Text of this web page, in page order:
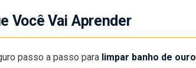
Você Vai Aprender
passo a passo para limpar banho de ouro